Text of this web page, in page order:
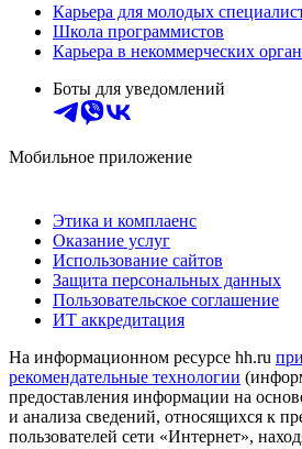
Карьера для молодых
Школа программистов
Карьера в некоммерческих
Боты для уведомлений
Мобильное приложение
Этика и комплаенс
Оказание услуг
Использование сайтов
Защита персональных данных
Пользовательское соглашение
ИТ аккредитация
На информационном ресурсе hh.ru
рекомендательные технологии
предоставления информации на
и анализа сведений, относящихся к
пользователей сети «Интернет»,